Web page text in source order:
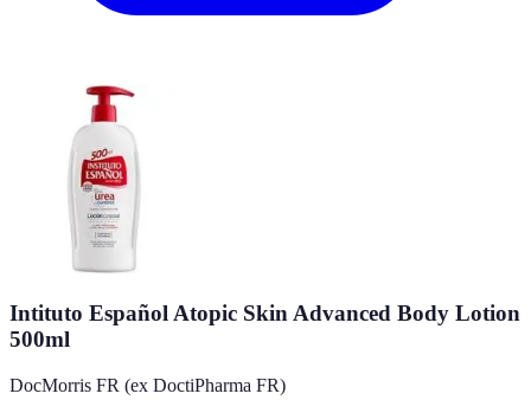
Intituto Español Atopic Skin Advanced Body Lotion
500ml
DocMorris FR (ex DoctiPharma FR)